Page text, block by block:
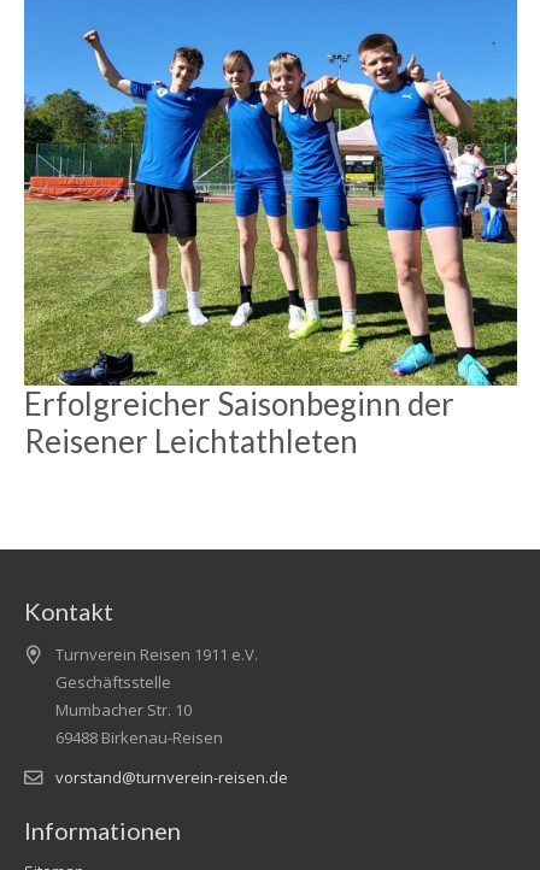
Erfolgreicher Saisonbeginn der
Reisener Leichtathleten
Kontakt
Turnverein Reisen 1911 e.V.
Geschäftsstelle
Mumbacher Str. 10
69488 Birkenau-Reisen
vorstand@turnverein-reisen.de
Informationen